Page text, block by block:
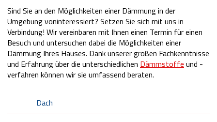
Sind Sie an den Möglichkeiten einer Dämmung in der
Umgebung voninteressiert? Setzen Sie sich mit uns in
Verbindung! Wir vereinbaren mit Ihnen einen Termin für einen
Besuch und untersuchen dabei die Möglichkeiten einer
Dämmung Ihres Hauses. Dank unserer großen Fachkenntnisse
und Erfahrung über die unterschiedlichen Dämmstoffe und -
verfahren können wir sie umfassend beraten.
Dach